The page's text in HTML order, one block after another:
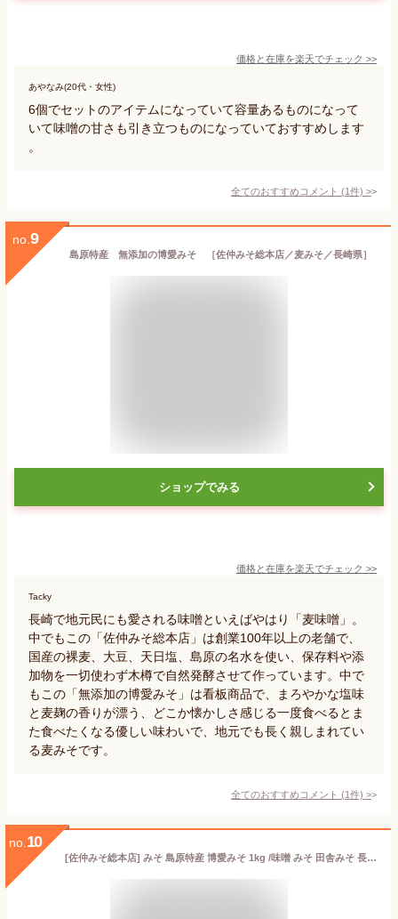
価格と在庫を楽天でチェック >>
あやなみ(20代・女性)
6個でセットのアイテムになっていて容量あるものになって
いて味噌の甘さも引き立つものになっていておすすめします
。
全てのおすすめコメント (1件) >
no. 9
島原特産 無添加の博愛みそ ［佐仲みそ総本店／麦みそ／長崎県］
ショップでみる
価格と在庫を楽天でチェック >>
Tacky
長崎で地元民にも愛される味噌といえばやはり「麦味噌」。
中でもこの「佐仲みそ総本店」は創業100年以上の老舗で、
国産の裸麦、大豆、天日塩、島原の名水を使い、保存料や添
加物を一切使わず木樽で自然発酵させて作っています。中で
もこの「無添加の博愛みそ」は看板商品で、まろやかな塩味
と麦麹の香りが漂う、どこか懐かしさ感じる一度食べるとま
た食べたくなる優しい味わいで、地元でも長く親しまれてい
る麦みそです。
全てのおすすめコメント (1件) >
no. 10
[佐仲みそ総本店] みそ 島原特産 博愛みそ 1kg /味噌 みそ 田舎みそ 長崎県 島原 風味豊か 袋入り なつかしい味 ふるさとの味 麦みそ 島原のおみそ屋さん